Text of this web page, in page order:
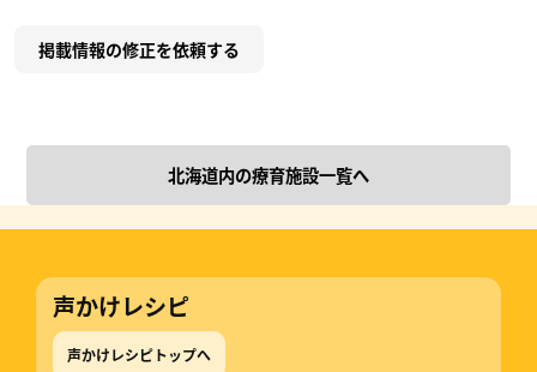
掲載情報の修正を依頼する
北海道内の療育施設一覧へ
声かけレシピ
声かけレシピトップへ